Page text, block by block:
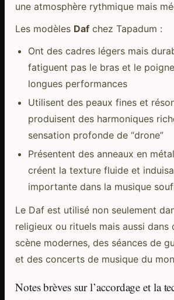
une atmosphère rythmique mais
Les modèles Dafchez Tapadum :
Ont des cadres légers mais
fatiguent pas le bras et le
longues performances
Utilisent des peaux fines et
produisent des harmoniques
sensation profonde de “drone”
Présentent des anneaux en
créent la texture fluide et
importante dans la musique
Le Daf est utilisé non seulement
religieux ou rituels mais aussi dans
scène modernes, des séances de
et des concerts de musique du
Notes brèves sur l’accordage et la